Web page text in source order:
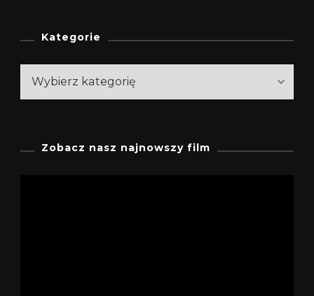
Kategorie
Kategorie
Zobacz nasz najnowszy film